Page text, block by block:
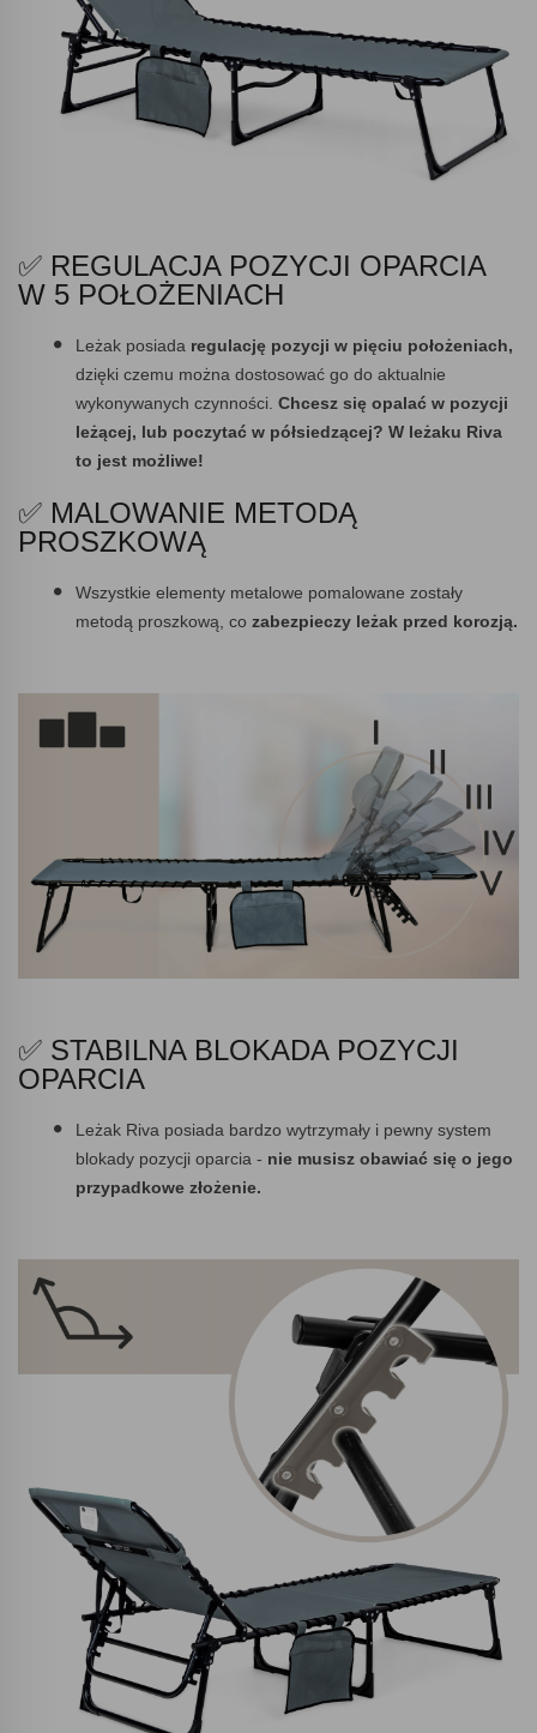
✅ REGULACJA POZYCJI OPARCIA
W 5 POŁOŻENIACH
Leżak posiada regulację pozycji w pięciu położeniach,
dzięki czemu można dostosować go do aktualnie
wykonywanych czynności. Chcesz się opalać w pozycji
leżącej, lub poczytać w półsiedzącej? W leżaku Riva
to jest możliwe!
✅ MALOWANIE METODĄ
PROSZKOWĄ
Wszystkie elementy metalowe pomalowane zostały
metodą proszkową, co zabezpieczy leżak przed korozją.
✅ STABILNA BLOKADA POZYCJI
OPARCIA
Leżak Riva posiada bardzo wytrzymały i pewny system
blokady pozycji oparcia - nie musisz obawiać się o jego
przypadkowe złożenie.